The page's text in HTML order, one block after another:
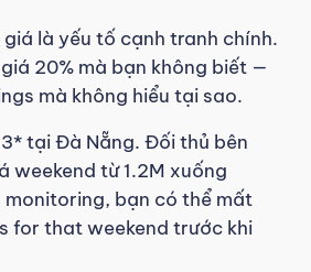
là yếu tố cạnh tranh chính.
20% mà bạn không biết —
mà không hiểu tại sao.
tại Đà Nẵng. Đối thủ bên
weekend từ 1.2M xuống
monitoring, bạn có thể mất
for that weekend trước khi